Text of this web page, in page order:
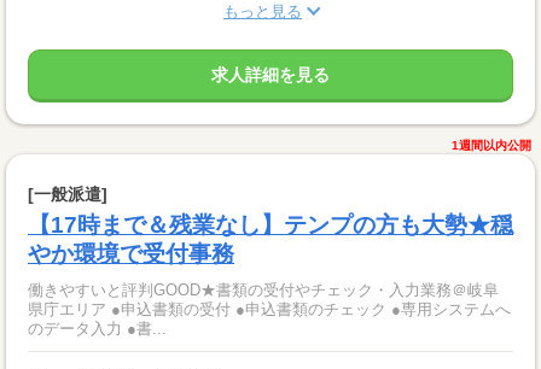
もっと見る
求人詳細を見る
1週間以内公開
[一般派遣]
【17時まで＆残業なし】テンプの方も大勢★穏
やか環境で受付事務
働きやすいと評判GOOD★書類の受付やチェック・入力業務＠岐阜
県庁エリア ●申込書類の受付 ●申込書類のチェック ●専用システムへ
のデータ入力 ●書...